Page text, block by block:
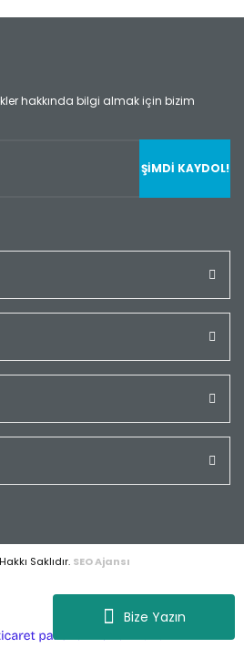
Bize Yazın
hakkında bilgi almak için bizim
ŞİMDİ KAYDOL!
Saklıdır. SEO Ajansı